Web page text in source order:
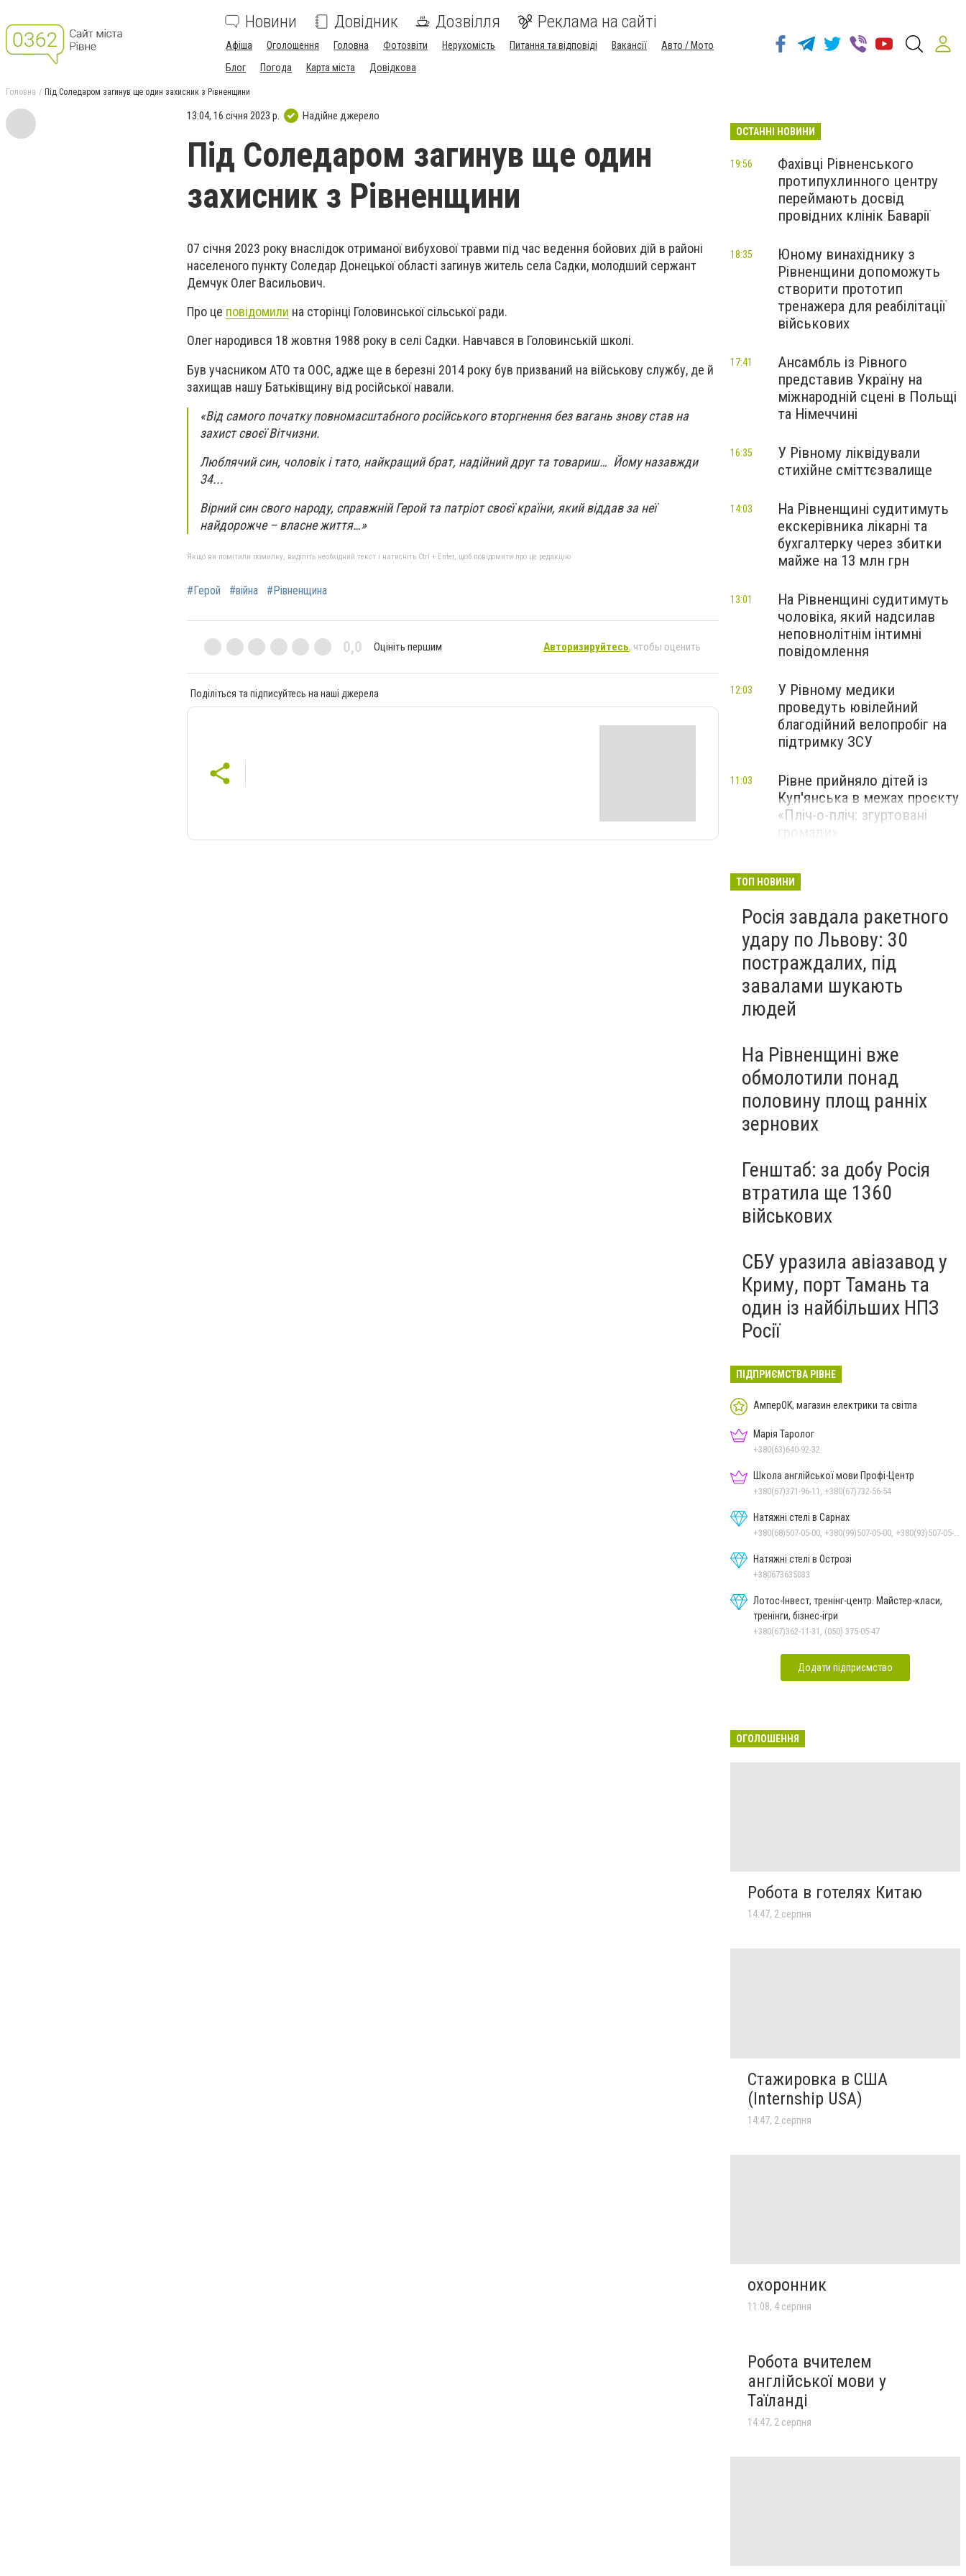
Новини Довідник Дозвілля Реклама на сайті
Афіша Оголошення Головна Фотозвіти Нерухомість Питання та відповіді Вакансії
Авто / Мото
Блог
Погода Карта міста Довідкова
Головна Під Соледаром загинув ще один захисник з Рівненщини
13:04, 16 січня 2023 р. Надійне джерело
Під Соледаром загинув ще один
захисник з Рівненщини
07 січня 2023 року внаслідок отриманої вибухової травми під час ведення бойових дій в районі
населеного пункту Соледар Донецької області загинув житель села Садки, молодший сержант
Демчук Олег Васильович.
Про це повідомили на сторінці Головинської сільської ради.
Олег народився 18 жовтня 1988 року в селі Садки. Навчався в Головинській школі.
Був учасником АТО та ООС, адже ще в березні 2014 року був призваний на військову службу, де й
захищав нашу Батьківщину від російської навали.
«Від самого початку повномасштабного російського вторгнення без вагань знову став на
захист своєї Вітчизни.
Люблячий син, чоловік і тато, найкращий брат, надійний друг та товариш… Йому назавжди
34...
Вірний син свого народу, справжній Герой та патріот своєї країни, який віддав за неї
найдорожче – власне життя…»
Якщо ви помітили помилку, виділіть необхідний текст і натисніть Ctrl + Enter, щоб повідомити про це редакцію
#Герой #війна #Рівненщина
0,0 Оцініть першим Авторизируйтесь, чтобы оценить
Поділіться та підписуйтесь на наші джерела
ОСТАННІ НОВИНИ
Фахівці Рівненського
протипухлинного центру
переймають досвід
провідних клінік Баварії
19:56
Юному винахіднику з
Рівненщини допоможуть
створити прототип
тренажера для реабілітації
військових
18:35
Ансамбль із Рівного
представив Україну на
міжнародній сцені в Польщі
та Німеччині
17:41
У Рівному ліквідували
стихійне сміттєзвалище
16:35
На Рівненщині судитимуть
екскерівника лікарні та
бухгалтерку через збитки
майже на 13 млн грн
14:03
На Рівненщині судитимуть
чоловіка, який надсилав
неповнолітнім інтимні
повідомлення
13:01
У Рівному медики
проведуть ювілейний
благодійний велопробіг на
підтримку ЗСУ
12:03
Рівне прийняло дітей із
Куп'янська в межах проєкту
«Пліч-о-пліч: згуртовані
11:03
ТОП НОВИНИ
Росія завдала ракетного
удару по Львову: 30
постраждалих, під
завалами шукають
людей
На Рівненщині вже
обмолотили понад
половину площ ранніх
зернових
Генштаб: за добу Росія
втратила ще 1360
військових
СБУ уразила авіазавод у
Криму, порт Тамань та
один із найбільших НПЗ
Росії
ПІДПРИЄМСТВА РІВНЕ
АмперОК, магазин електрики та світла
Марія Таролог
+380(63)640-92-32
Школа англійської мови Профі-Центр
+380(67)371-96-11, +380(67)732-56-54
Натяжні стелі в Сарнах
+380(68)507-05-00, +380(99)507-05-00, +380(93)507-05-00
Натяжні стелі в Острозі
+380673635033
Лотос-Інвест, тренінг-центр. Майстер-класи,
тренінги, бізнес-ігри
+380(67)362-11-31, (050) 375-05-47
Додати підприємство
ОГОЛОШЕННЯ
Робота в готелях Китаю
14:47, 2 серпня
Стажировка в США
(Internship USA)
14:47, 2 серпня
охоронник
11:08, 4 серпня
Робота вчителем
англійської мови у
Таїланді
14:47, 2 серпня